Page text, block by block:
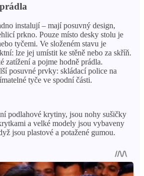
instalují – mají posuvný design,
prkno. Pouze místo desky stolu je
tyčemi. Ve složeném stavu je
lze jej umístit ke stěně nebo za skříň.
zatížení a pojme hodně prádla.
posuvné prvky: skládací police na
tyče ve spodní části.
podlahové krytiny, jsou nohy sušičky
a velké modely jsou vybaveny
jsou plastové a potažené gumou.